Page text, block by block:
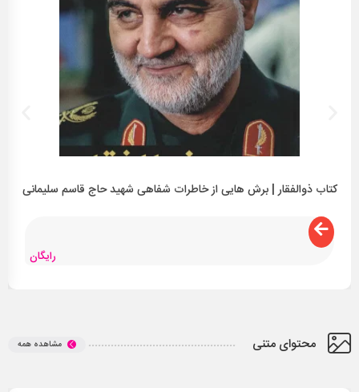
کتاب ذوالفقار | برش هایی از خاطرات شفاهی شهید حاج قاسم سلیمانی
رایگان
محتوای متنی مشاهده همه